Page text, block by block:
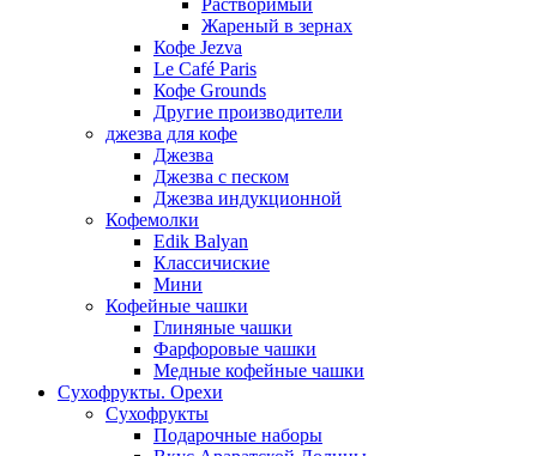
Растворимый
Жареный в зернах
Кофе Jezva
Le Café Paris
Кофе Grounds
Другие производители
джезва для кофе
Джезва
Джезва с песком
Джезва индукционной
Кофемолки
Edik Balyan
Классичиские
Мини
Кофейные чашки
Глиняные чашки
Фарфоровые чашки
Медные кофейные чашки
Сухофрукты. Орехи
Сухофрукты
Подарочные наборы